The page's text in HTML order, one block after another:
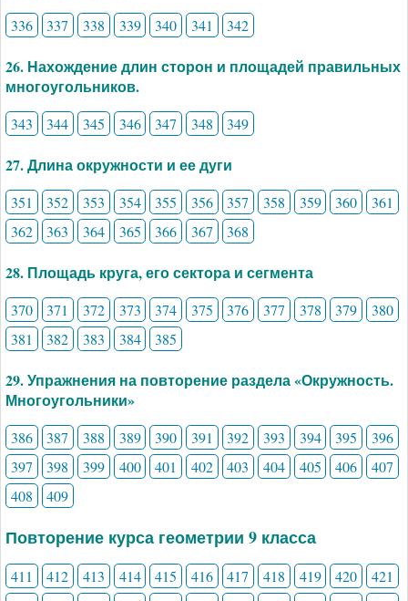
336 337 338 339 340 341 342
26. Нахождение длин сторон и площадей правильных
многоугольников.
343 344 345 346 347 348 349
27. Длина окружности и ее дуги
351 352 353 354 355 356 357 358 359 360
361
362
363 364 365 366 367 368
28. Площадь круга, его сектора и сегмента
370 371 372 373 374 375 376 377 378 379
380
381
382 383 384 385
29. Упражнения на повторение раздела «Окружность.
Многоугольники»
386 387 388 389 390 391 392 393 394 395
396
397
398 399 400 401 402 403 404 405 406
407
408
409
Повторение курса геометрии 9 класса
411 412 413 414 415 416 417 418 419 420
421